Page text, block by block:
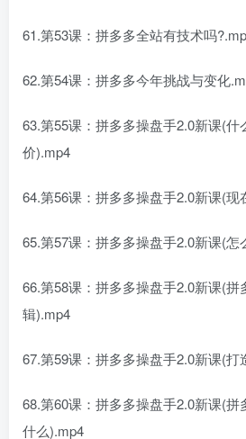
61.第53课：拼多多全站有技术吗
62.第54课：拼多多今年挑战与变化
63.第55课：拼多多操盘手2.0新课(什
价).mp4
64.第56课：拼多多操盘手2.0新课(
65.第57课：拼多多操盘手2.0新课(怎
66.第58课：拼多多操盘手2.0新课(拼
辑).mp4
67.第59课：拼多多操盘手2.0新课(
68.第60课：拼多多操盘手2.0新课(
什么).mp4